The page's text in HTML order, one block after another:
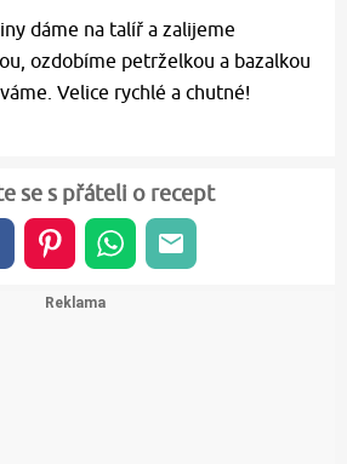
dáme na talíř a zalijeme
ozdobíme petrželkou a bazalkou
Velice rychlé a chutné!
se s přáteli o recept